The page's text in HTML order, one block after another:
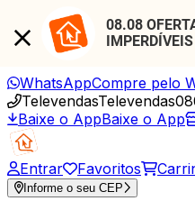
08.08
IMPERDÍVEIS
WhatsAppCompre pelo
TelevendasTelevendas
Baixe o AppBaixe o App
Entrar Favoritos
Informe o seu CEP